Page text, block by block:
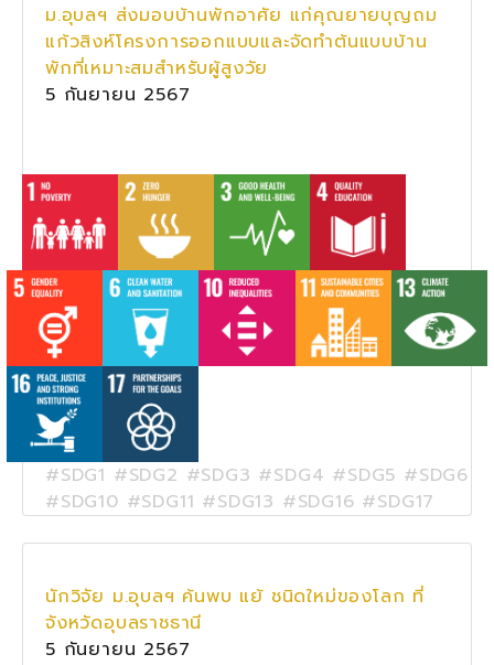
ม.อุบลฯ ส่งมอบบ้านพักอาศัย แก่คุณยายบุญถม
แก้วสิงห์โครงการออกแบบและจัดทำต้นแบบบ้าน
พักที่เหมาะสมสำหรับผู้สูงวัย
5 กันยายน 2567
#SDG1 #SDG2 #SDG3 #SDG4 #SDG5 #SDG6
#SDG10 #SDG11 #SDG13 #SDG16 #SDG17
นักวิจัย ม.อุบลฯ ค้นพบ แย้ ชนิดใหม่ของโลก ที่
จังหวัดอุบลราชธานี
5 กันยายน 2567